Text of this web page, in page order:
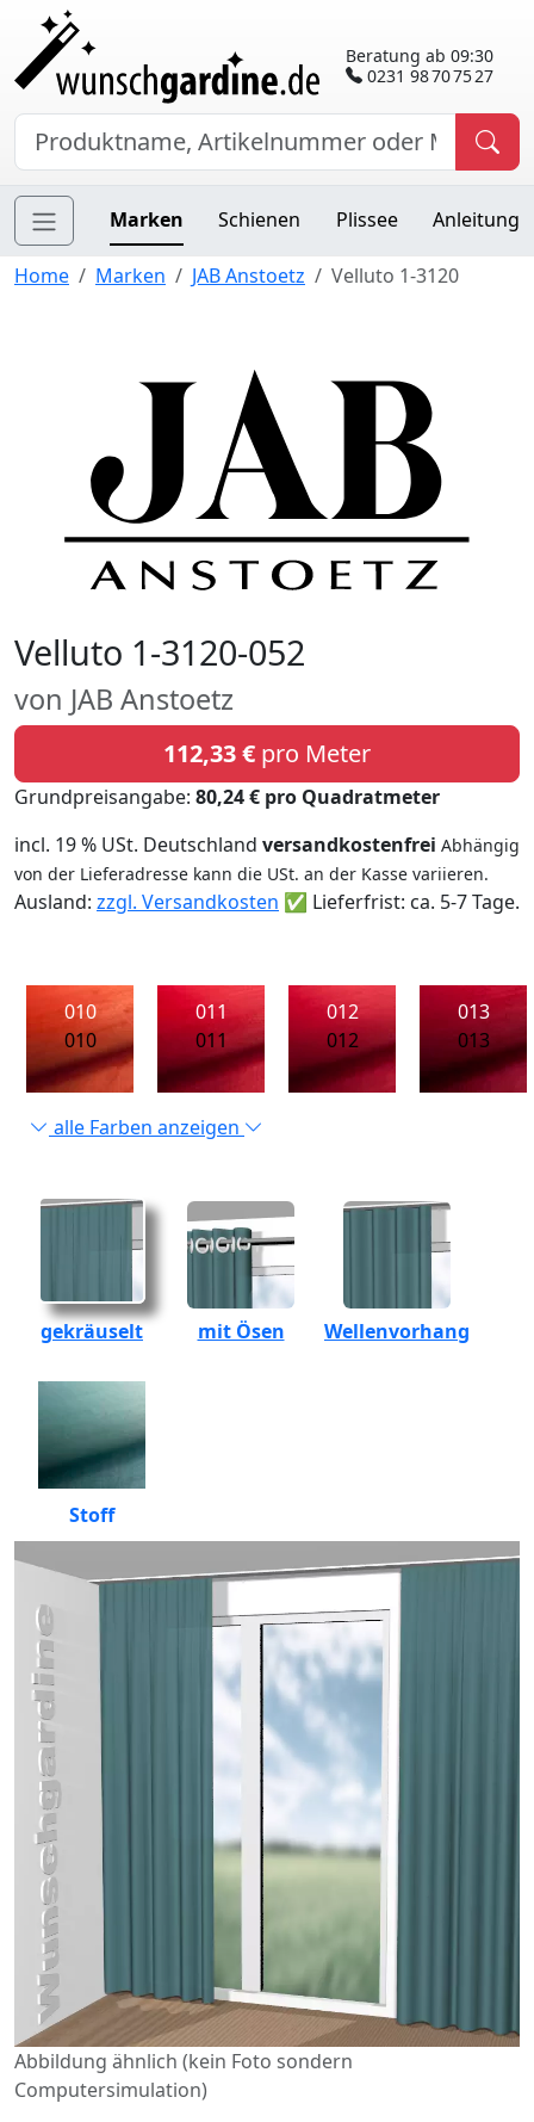
Beratung ab 09:30
0231 98 70 75 27
Marken Schienen Plissee Anleitung
Home Marken JAB Anstoetz Velluto 1-3120
Velluto 1-3120-052
von JAB Anstoetz
112,33 € pro Meter
Grundpreisangabe: 80,24 € pro Quadratmeter
incl. 19 % USt. Deutschland versandkostenfrei Abhängig
von der Lieferadresse kann die USt. an der Kasse variieren.
Ausland: zzgl. Versandkosten ✅ Lieferfrist: ca. 5-7 Tage.
010
010
011
011
012
012
013
013
alle Farben anzeigen
gekräuselt mit Ösen Wellenvorhang
Stoff
Abbildung ähnlich (kein Foto sondern
Computersimulation)